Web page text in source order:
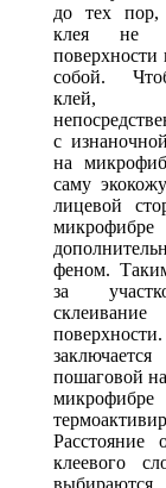
до тех пор,
клея не
собой.
клей,
с
на
саму
лицевой
микрофибре
феном.
за
пошаговой
клеевого